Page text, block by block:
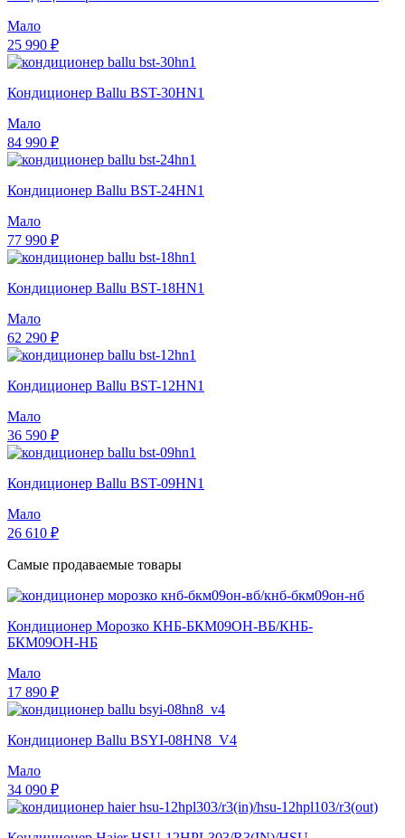
Мало
25 990 ₽
Кондиционер Ballu BST-30HN1
Мало
84 990 ₽
Кондиционер Ballu BST-24HN1
Мало
77 990 ₽
Кондиционер Ballu BST-18HN1
Мало
62 290 ₽
Кондиционер Ballu BST-12HN1
Мало
36 590 ₽
Кондиционер Ballu BST-09HN1
Мало
26 610 ₽
Самые продаваемые товары
Кондиционер Морозко КНБ-БКМ09ОН-ВБ/КНБ-
БКМ09ОН-НБ
Мало
17 890 ₽
Кондиционер Ballu BSYI-08HN8_V4
Мало
34 090 ₽